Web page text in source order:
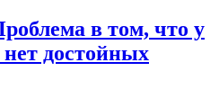
в том, что у
достойных